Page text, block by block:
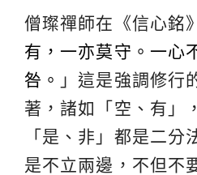
僧璨禪師在《信心銘
有，一亦莫守。一心
咎。 」這是強調修行
著，諸如「空、有」
「是、非」都是二分
是不立兩邊，不但不